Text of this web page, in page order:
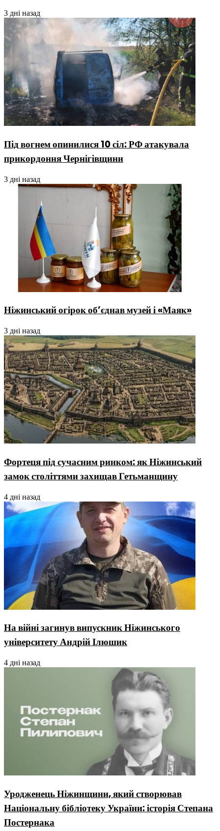
3 дні назад
Під вогнем опинилися 10 сіл: РФ атакувала
прикордоння Чернігівщини
3 дні назад
Ніжинський огірок об’єднав музей і «Маяк»
3 дні назад
Фортеця під сучасним ринком: як Ніжинський
замок століттями захищав Гетьманщину
4 дні назад
На війні загинув випускник Ніжинського
університету Андрій Ілюшик
4 дні назад
Уродженець Ніжинщини, який створював
Національну бібліотеку України: історія Степана
Постернака